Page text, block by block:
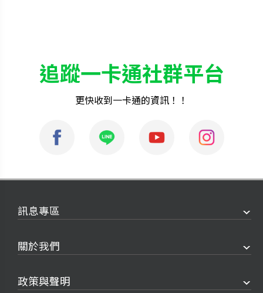
追蹤一卡通社群平台
更快收到一卡通的資訊！！
訊息專區
關於我們
政策與聲明